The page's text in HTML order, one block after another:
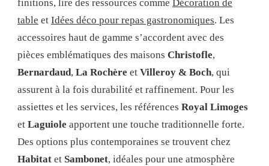
finitions, lire des ressources comme Décoration de
table et Idées déco pour repas gastronomiques. Les
accessoires haut de gamme s’accordent avec des
pièces emblématiques des maisons Christofle,
Bernardaud, La Rochère et Villeroy & Boch, qui
assurent à la fois durabilité et raffinement. Pour les
assiettes et les services, les références Royal Limoges
et Laguiole apportent une touche traditionnelle forte.
Des options plus contemporaines se trouvent chez
Habitat et Sambonet, idéales pour une atmosphère